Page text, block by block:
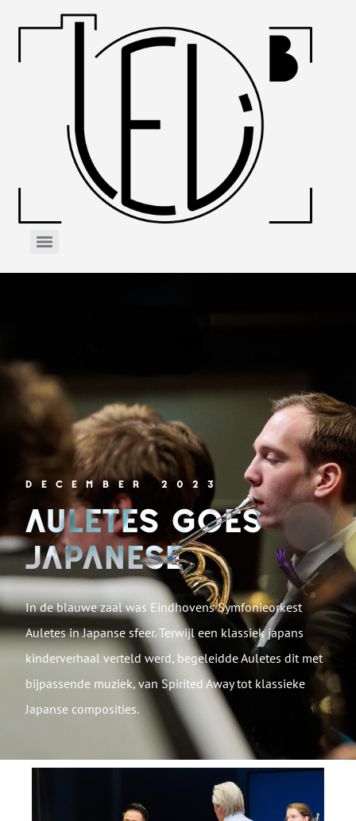
DECEMBER 2023
AULETES GOES
JAPANESE
In de blauwe zaal was Eindhovens Symfonieorkest
Auletes in Japanse sfeer. Terwijl een klassiek japans
kinderverhaal verteld werd, begeleidde Auletes dit met
bijpassende muziek, van Spirited Away tot klassieke
Japanse composities.